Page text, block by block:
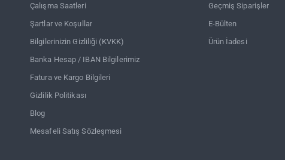
Çalışma Saatleri
Şartlar ve Koşullar
Bilgilerinizin Gizliliği (KVKK)
Banka Hesap / IBAN Bilgilerimiz
Fatura ve Kargo Bilgileri
Gizlilik Politikası
Blog
Mesafeli Satış Sözleşmesi
Geçmiş Siparişler
E-Bülten
Ürün İadesi